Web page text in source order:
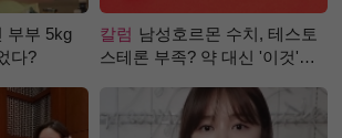
부부 5kg
다?
칼럼 남성호르몬 수치, 테스토
스테론 부족? 약 대신 '이것'으